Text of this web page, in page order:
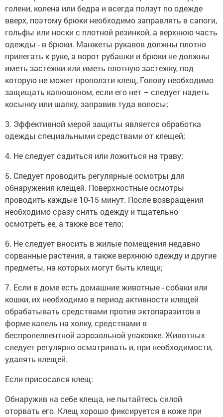
голени, колена или бедра и всегда ползут по одежде
вверх, поэтому брюки необходимо заправлять в сапоги,
гольфы или носки с плотной резинкой, а верхнюю часть
одежды - в брюки. Манжеты рукавов должны плотно
прилегать к руке, а ворот рубашки и брюки не должны
иметь застежки или иметь плотную застежку, под
которую не может проползти клещ, Голову необходимо
защищать капюшоном, если его нет – следует надеть
косынку или шапку, заправив туда волосы;
3. Эффективной мерой защиты является обработка
одежды специальными средствами от клещей;
4. Не следует садиться или ложиться на траву;
5. Следует проводить регулярные осмотры для
обнаружения клещей. Поверхностные осмотры
проводить каждые 10-15 минут. После возвращения
необходимо сразу снять одежду и тщательно
осмотреть ее, а также все тело;
6. Не следует вносить в жилые помещения недавно
сорванные растения, а также верхнюю одежду и другие
предметы, на которых могут быть клещи;
7. Если в доме есть домашние животные - собаки или
кошки, их необходимо в период активности клещей
обрабатывать средствами против эктопаразитов в
форме капель на холку, средствами в
беспропеллентной аэрозольной упаковке. Животных
следует регулярно осматривать и, при необходимости,
удалять клещей.
Если присосался клещ:
Обнаружив на себе клеща, не пытайтесь силой
оторвать его. Клещ хорошо фиксируется в коже при